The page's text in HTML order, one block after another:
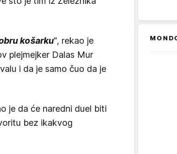
košarku", rekao je
plejmejker Dalas Mur
i da je samo čuo da je
je da će naredni duel biti
bez ikakvog